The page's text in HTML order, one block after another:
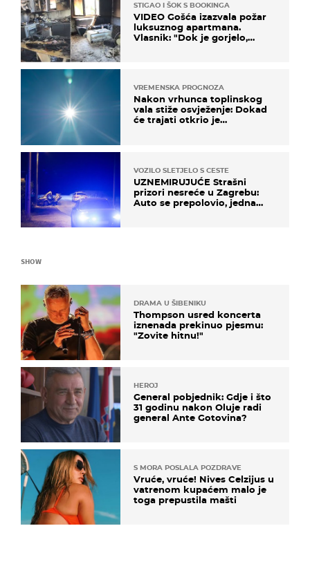
STIGAO I ŠOK S BOOKINGA
VIDEO Gošća izazvala požar
luksuznog apartmana.
Vlasnik: "Dok je gorjelo,
VREMENSKA PROGNOZA
Nakon vrhunca toplinskog
vala stiže osvježenje: Dokad
će trajati otkrio je
VOZILO SLETJELO S CESTE
UZNEMIRUJUĆE Strašni
prizori nesreće u Zagrebu:
Auto se prepolovio, jedna
SHOW
DRAMA U ŠIBENIKU
Thompson usred koncerta
iznenada prekinuo pjesmu:
"Zovite hitnu!"
HEROJ
General pobjednik: Gdje i što
31 godinu nakon Oluje radi
general Ante Gotovina?
S MORA POSLALA POZDRAVE
Vruće, vruće! Nives Celzijus u
vatrenom kupaćem malo je
toga prepustila mašti